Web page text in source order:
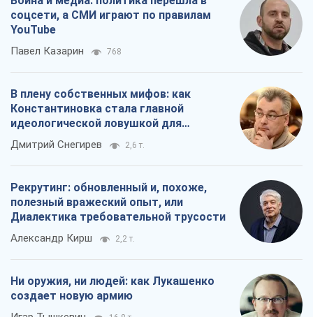
соцсети, а СМИ играют по правилам
YouTube
Павел Казарин 768
В плену собственных мифов: как
Константиновка стала главной
идеологической ловушкой для
российских оккупантов
Дмитрий Снегирев 2,6 т.
Рекрутинг: обновленный и, похоже,
полезный вражеский опыт, или
Диалектика требовательной трусости
Александр Кирш 2,2 т.
Ни оружия, ни людей: как Лукашенко
создает новую армию